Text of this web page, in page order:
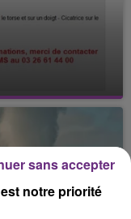
de vie depuis 5
pour le
notre priorité
sans accepter